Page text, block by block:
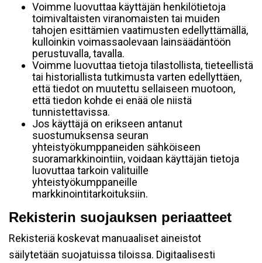
Voimme luovuttaa käyttäjän henkilötietoja
toimivaltaisten viranomaisten tai muiden
tahojen esittämien vaatimusten edellyttämällä,
kulloinkin voimassaolevaan lainsäädäntöön
perustuvalla, tavalla.
Voimme luovuttaa tietoja tilastollista, tieteellistä
tai historiallista tutkimusta varten edellyttäen,
että tiedot on muutettu sellaiseen muotoon,
että tiedon kohde ei enää ole niistä
tunnistettavissa.
Jos käyttäjä on erikseen antanut
suostumuksensa seuran
yhteistyökumppaneiden sähköiseen
suoramarkkinointiin, voidaan käyttäjän tietoja
luovuttaa tarkoin valituille
yhteistyökumppaneille
markkinointitarkoituksiin.
Rekisterin suojauksen periaatteet
Rekisteriä koskevat manuaaliset aineistot
säilytetään suojatuissa tiloissa. Digitaalisesti